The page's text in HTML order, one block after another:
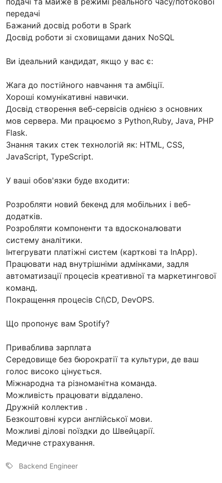
передачі
Бажаний досвід роботи в Spark
Досвід роботи зі сховищами даних NoSQL
Ви ідеальний кандидат, якщо у вас є:
Жага до постійного навчання та амбіції.
Хороші комунікативні навички.
Досвід створення веб-сервісів однією з основних
мов сервера. Ми працюємо з Python,Ruby, Java, PHP
Flask.
Знання таких стек технологій як: HTML, CSS,
JavaScript, TypeScript.
У ваші обов'язки буде входити:
Розробляти новий бекенд для мобільних і веб-
додатків.
Розробляти компоненти та вдосконалювати
систему аналітики.
Інтегрувати платіжні систем (карткові та InApp).
Працювати над внутрішніми адмінками, задля
автоматизації процесів креативної та маркетингової
команд.
Покращення процесів CI\CD, DevOPS.
Що пропонує вам Spotify?
Приваблива зарплата
Середовище без бюрократії та культури, де ваш
голос високо цінується.
Міжнародна та різноманітна команда.
Можливість працювати віддалено.
Дружній коллектив .
Безкоштовні курси англійської мови.
Можливі ділові поїздки до Швейцарії.
Медичне страхування.
Backend Engineer